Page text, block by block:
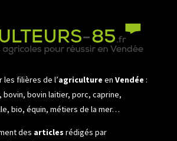
les filières de l’agriculture en Vendée :
bovin, bovin laitier, porc, caprine,
bio, équin, métiers de la mer…
des articles rédigés par